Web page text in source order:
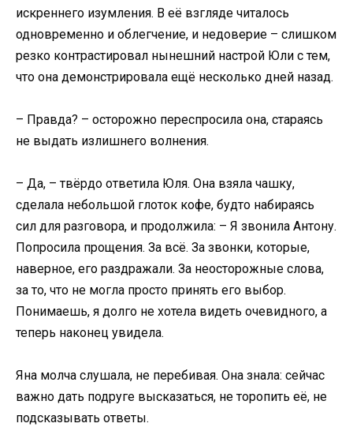
искреннего изумления. В её взгляде читалось
одновременно и облегчение, и недоверие – слишком
резко контрастировал нынешний настрой Юли с тем,
что она демонстрировала ещё несколько дней назад.
– Правда? – осторожно переспросила она, стараясь
не выдать излишнего волнения.
– Да, – твёрдо ответила Юля. Она взяла чашку,
сделала небольшой глоток кофе, будто набираясь
сил для разговора, и продолжила: – Я звонила Антону.
Попросила прощения. За всё. За звонки, которые,
наверное, его раздражали. За неосторожные слова,
за то, что не могла просто принять его выбор.
Понимаешь, я долго не хотела видеть очевидного, а
теперь наконец увидела.
Яна молча слушала, не перебивая. Она знала: сейчас
важно дать подруге высказаться, не торопить её, не
подсказывать ответы.